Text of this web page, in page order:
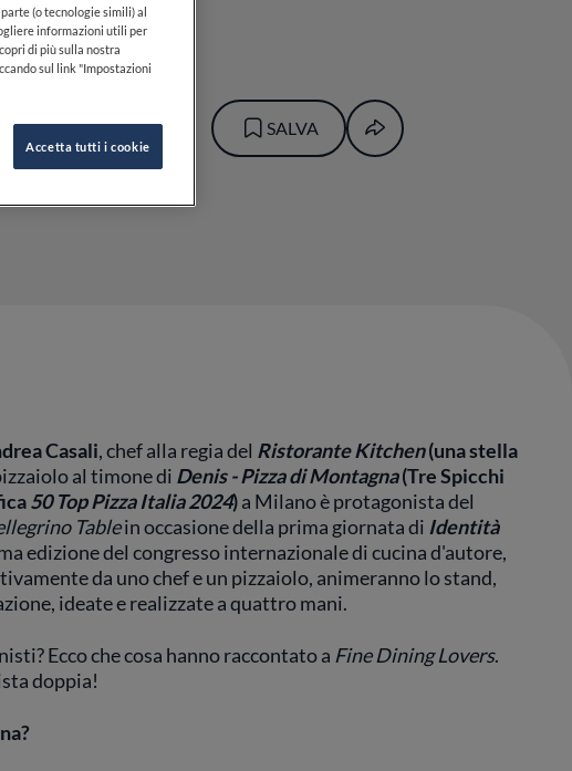
SALVA
Casali, chef alla regia del Ristorante Kitchen(una stella
al timone di Denis - Pizza di Montagna (Tre Spicchi
50 Top Pizza Italia 2024) a Milanoè protagonista del
Tablein occasione della prima giornata di Identità
edizione del congresso internazionale di cucina d'autore,
da uno chef e un pizzaiolo, animeranno lo stand,
ideate e realizzate a quattro mani.
Ecco che cosa hanno raccontato a Fine Dining Lovers.
doppia!
(o tecnologie simili) al
informazioni utili per
di più sulla nostra
sul link "Impostazioni
Accetta tutti i cookie